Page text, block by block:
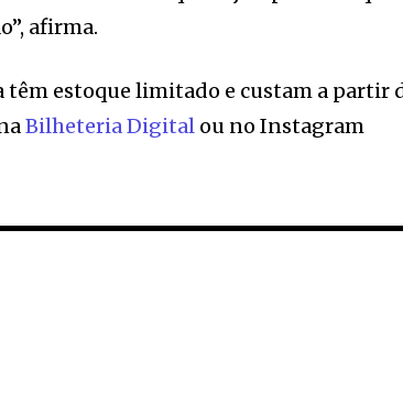
afirma.
têm estoque limitado e custam a partir
Bilheteria Digital ou no Instagram